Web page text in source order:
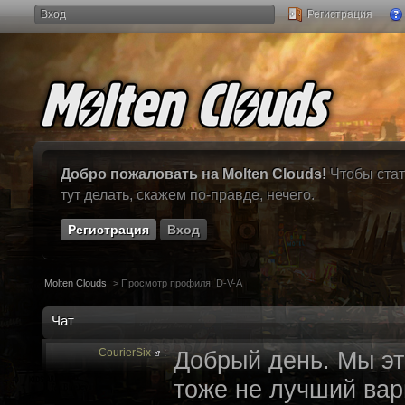
Вход Регистрация
Добро пожаловать на Molten Clouds! Чтобы
тут делать, скажем по-правде, нечего.
Регистрация Вход
Molten Clouds > Просмотр профиля: D-V-A
Чат
CourierSix : Добрый день. Мы
тоже не лучший